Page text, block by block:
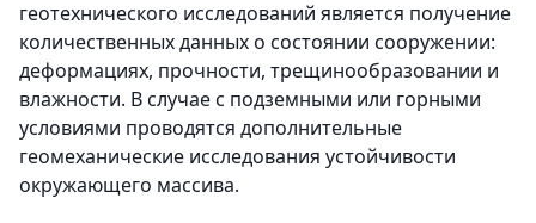
геотехнического исследований является получение
количественных данных о состоянии сооружении:
деформациях, прочности, трещинообразовании и
влажности. В случае с подземными или горными
условиями проводятся дополнительные
геомеханические исследования устойчивости
окружающего массива.